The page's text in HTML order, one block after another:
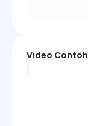
Video Contoh